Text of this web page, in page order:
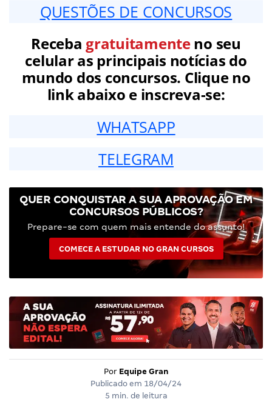
QUESTÕES DE CONCURSOS
Receba gratuitamenteno seu
celular as principais notícias do
mundo dos concursos. Clique no
link abaixo e inscreva-se:
WHATSAPP
TELEGRAM
QUER CONQUISTAR A SUA APROVAÇÃO EM
CONCURSOS PÚBLICOS?
Prepare-se com quem mais entende do assunto!
COMECE A ESTUDAR NO GRAN CURSOS
Por Equipe Gran
Publicado em 18/04/24
5 min. de leitura